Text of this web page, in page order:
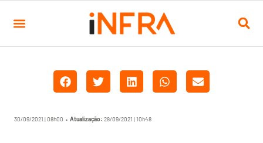
30/09/2021 | 08h00 • Atualização: 28/09/2021 | 10h48